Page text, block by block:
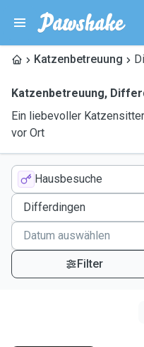
Katzenbetreuung
Katzenbetreuung,
Ein liebevoller
vor Ort
Hausbesuche
Filter